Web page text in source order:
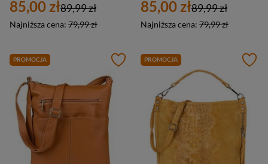
85,00 zł
Najniższa cena: 79,99 zł
89,99 zł 85,00 zł
Najniższa cena: 79,99 zł
89,99 zł
PROMOCJA PROMOCJA